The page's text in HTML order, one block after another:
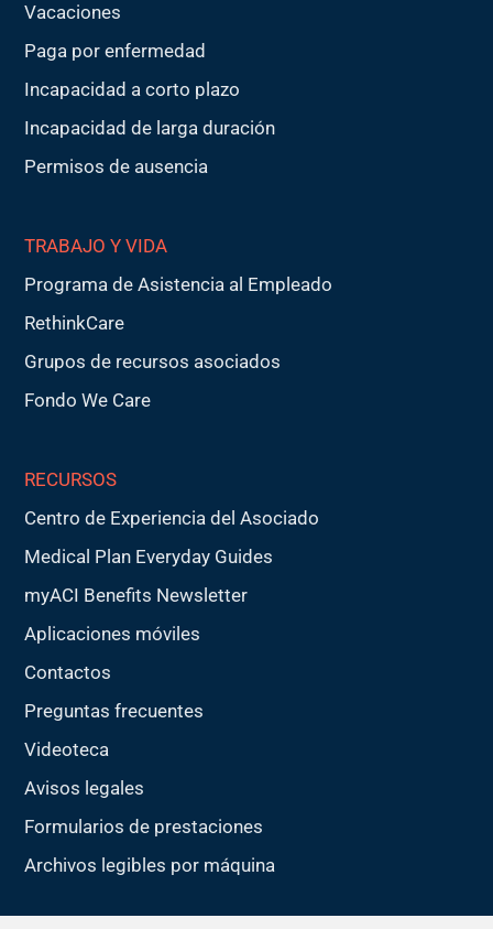
Vacaciones
Paga por enfermedad
Incapacidad a corto plazo
Incapacidad de larga duración
Permisos de ausencia
TRABAJO Y VIDA
Programa de Asistencia al Empleado
RethinkCare
Grupos de recursos asociados
Fondo We Care
RECURSOS
Centro de Experiencia del Asociado
Medical Plan Everyday Guides
myACI Benefits Newsletter
Aplicaciones móviles
Contactos
Preguntas frecuentes
Videoteca
Avisos legales
Formularios de prestaciones
Archivos legibles por máquina